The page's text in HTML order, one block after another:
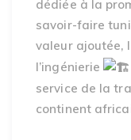
dédiée à la
savoir-faire
valeur ajoutée,
l’ingénierie
service de la
continent